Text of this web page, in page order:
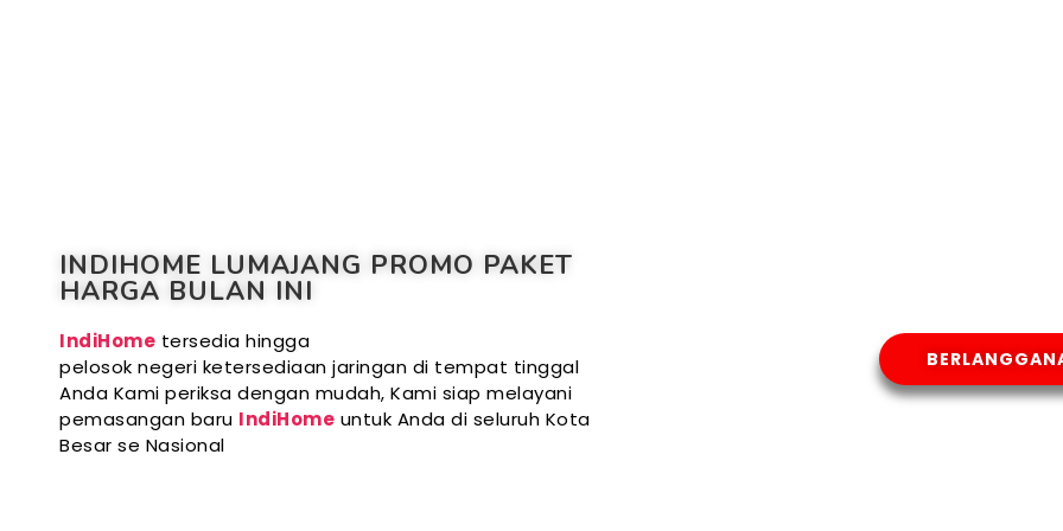
INDIHOME LUMAJANG PROMO PAKET
HARGA BULAN INI
IndiHome tersedia hingga
pelosok negeri ketersediaan jaringan di tempat tinggal
Anda Kami periksa dengan mudah, Kami siap melayani
pemasangan baru IndiHome untuk Anda di seluruh Kota
Besar se Nasional